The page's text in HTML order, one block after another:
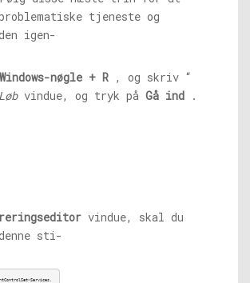
tjeneste og
igen-
Windows-nøgle + R , og skriv “
Løbvindue, og tryk på Gå ind .
vindue, skal du
sti-